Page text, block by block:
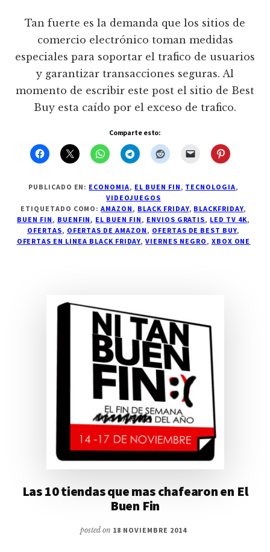
Tan fuerte es la demanda que los sitios de
comercio electrónico toman medidas
especiales para soportar el trafico de usuarios
y garantizar transacciones seguras. Al
momento de escribir este post el sitio de Best
Buy esta caído por el exceso de trafico.
Comparte esto:
PUBLICADO EN: ECONOMIA, EL BUEN FIN, TECNOLOGIA,
VIDEOJUEGOS
ETIQUETADO COMO:AMAZON, BLACK FRIDAY, BLACKFRIDAY,
BUEN FIN, BUENFIN, EL BUEN FIN, ENVIOS GRATIS, LED TV 4K,
OFERTAS, OFERTAS DE AMAZON, OFERTAS DE BEST BUY,
OFERTAS EN LINEA BLACK FRIDAY,VIERNES NEGRO, XBOX ONE
Las 10 tiendas que mas chafearon en El
Buen Fin
posted on 18 NOVIEMBRE 2014